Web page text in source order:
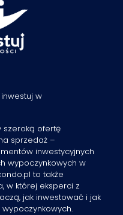
w
szeroką ofertę
sprzedaż –
inwestycyjnych
wypoczynkowych w
to także
w której eksperci z
jak inwestować i jak